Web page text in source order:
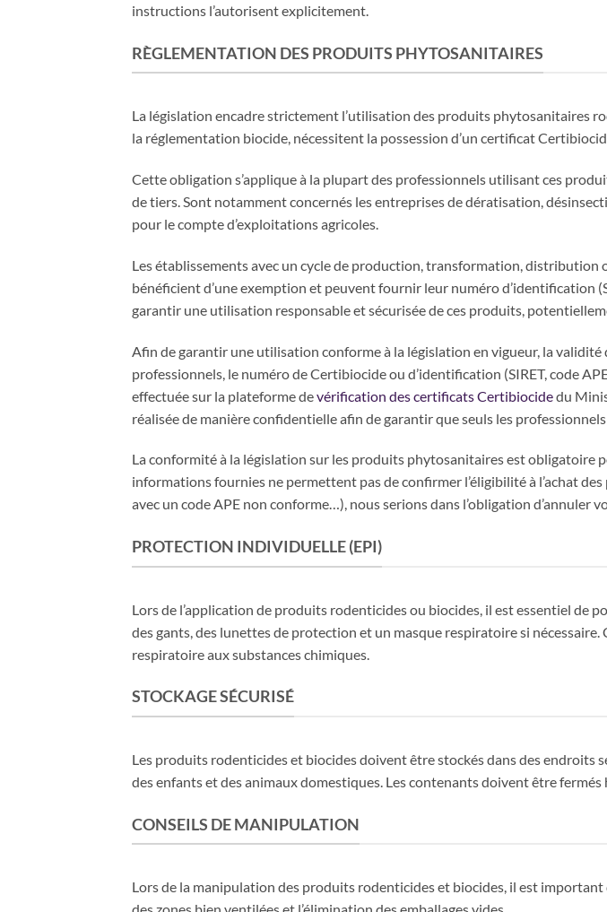
instructions l’autorisent explicitement.
RÈGLEMENTATION DES PRODUITS PHYTOSANITAIRES
La législation encadre strictement l’utilisation des produits phytosanitaires
la réglementation biocide, nécessitent la possession d’un certificat
Cette obligation s’applique à la plupart des professionnels utilisant ces
de tiers. Sont notamment concernés les entreprises de dératisation,
pour le compte d’exploitations agricoles.
Les établissements avec un cycle de production, transformation,
bénéficient d’une exemption et peuvent fournir leur numéro d’identification
garantir une utilisation responsable et sécurisée de ces produits,
Afin de garantir une utilisation conforme à la législation en vigueur, la
professionnels, le numéro de Certibiocide ou d’identification (SIRET, code
effectuée sur la plateforme devérification des certificats Certibiocidedu
réalisée de manière confidentielle afin de garantir que seuls les
La conformité à la législation sur les produits phytosanitaires est obligatoire
informations fournies ne permettent pas de confirmer l’éligibilité à l’achat
avec un code APE non conforme…), nous serions dans l’obligation
PROTECTION INDIVIDUELLE (EPI)
Lors de l’application de produits rodenticides ou biocides, il est essentiel
des gants, des lunettes de protection et un masque respiratoire si
respiratoire aux substances chimiques.
STOCKAGE SÉCURISÉ
Les produits rodenticides et biocides doivent être stockés dans des endroits
des enfants et des animaux domestiques. Les contenants doivent être
CONSEILS DE MANIPULATION
Lors de la manipulation des produits rodenticides et biocides, il est